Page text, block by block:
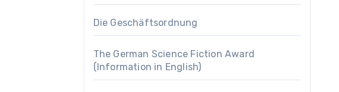
Die Geschäftsordnung
The German Science Fiction Award
(Information in English)